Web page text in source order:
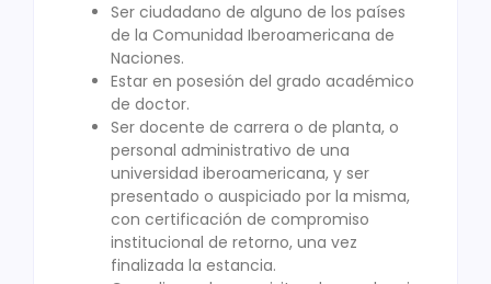
Ser ciudadano de alguno de los países
de la Comunidad Iberoamericana de
Naciones.
Estar en posesión del grado académico
de doctor.
Ser docente de carrera o de planta, o
personal administrativo de una
universidad iberoamericana, y ser
presentado o auspiciado por la misma,
con certificación de compromiso
institucional de retorno, una vez
finalizada la estancia.